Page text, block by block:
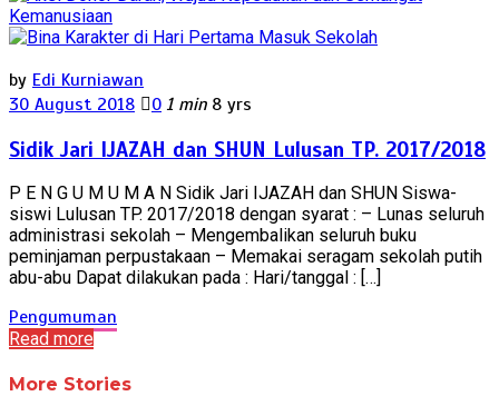
by Edi Kurniawan
30 August 2018
0 1 min 8 yrs
Sidik Jari IJAZAH dan SHUN Lulusan TP. 2017/2018
P E N G U M U M A N Sidik Jari IJAZAH dan SHUN Siswa-
siswi Lulusan TP. 2017/2018 dengan syarat : – Lunas seluruh
administrasi sekolah – Mengembalikan seluruh buku
peminjaman perpustakaan – Memakai seragam sekolah putih
abu-abu Dapat dilakukan pada : Hari/tanggal : […]
Pengumuman
Read more
More Stories